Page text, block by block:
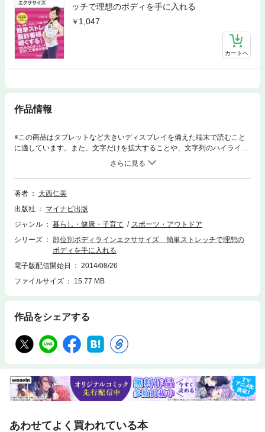
ッチで理想のボディを手に入れる
1,047
カートへ
作品情報
※この商品はタブレットなど大きいディスプレイを備えた端末で読むこと
に適しています。また、文字だけを拡大することや、文字列のハイライ
ト、検索、辞書の参照、引用などの機能が使用できません。下腹、脇腹、
太もも、二の腕、背中、二重あご…簡単ストレッチで脂肪蓄積パーツを細
くする！２５キロのダイエットに成功した著者が考案。部位太りの原因“こ
わばり筋”をなくすカンタンストレッチ。■CONTENTS【１】部分太りの
ルテ…脂肪ゾーンができるわけ／こわばり筋があるから脂肪ゾーンがなく
ならない／動きのクセがこわばり筋を作る ほか）／【２】目覚めストレ
目覚めストレッチ／目覚めストレッチのウォーミングアップ／目覚めスト
レッチ実践の注意ポイント ほか）／【３】自分が輝く最強のボディづく
り（体型コンプレックスを克服してきれいになる！／最強プログラム１
大西仁美（オオニシヒトミ）アメリカでＮＡＳＭを始め、数々のパーソナ
筆）、カルチャーセンターなどでも活躍。※著者略歴は書籍刊行時のもの
著者
大西仁美
出版社
マイナビ出版
ジャンル
暮らし・健康・子育て
スポーツ・アウトドア
シリーズ
部位別ボディラインエクササイズ 簡単ストレッチで理想の
ボディを手に入れる
電子版配信開始日
2014/08/26
ファイルサイズ
15.77 MB
作品をシェアする
あわせてよく買われている本